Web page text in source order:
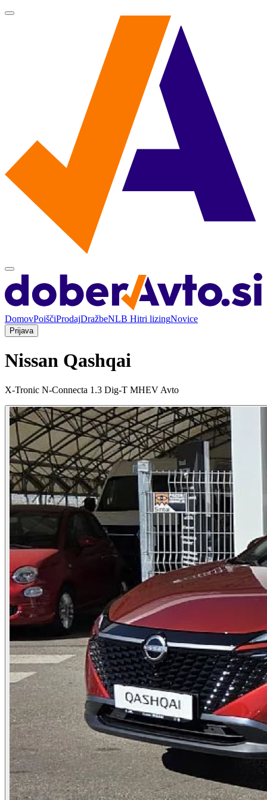
DomovPoiščiProdajDražbeNLB Hitri lizingNovice
Prijava
Nissan Qashqai
X-Tronic N-Connecta 1.3 Dig-T MHEV Avto